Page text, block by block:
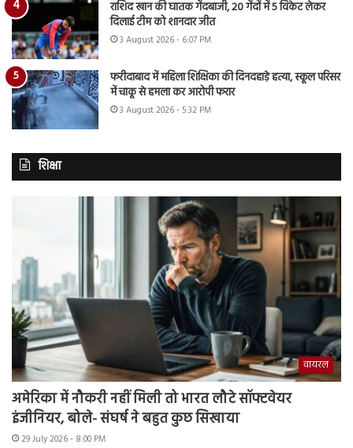
राशिद खान की घातक गेंदबाजी, 20 गेंदों में 5 विकेट लेकर
दिलाई टीम को शानदार जीत
3 August 2026 - 6:07 PM
फरीदाबाद में महिला शिक्षिका की दिनदहाड़े हत्या, स्कूल परिसर
में चाकू से हमला कर आरोपी फरार
3 August 2026 - 5:32 PM
शिक्षा
वायरल
अमेरिका में नौकरी नहीं मिली तो भारत लौटे सॉफ्टवेयर
इंजीनियर, बोले- संघर्ष ने बहुत कुछ सिखाया
29 July 2026 - 8:00 PM